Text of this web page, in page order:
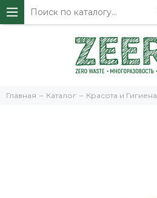
Главная Каталог Красота и Гигиена